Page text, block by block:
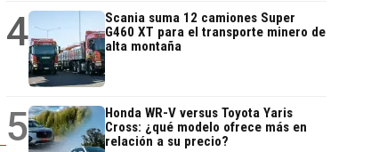
4
Scania suma 12 camiones Super
G460 XT para el transporte minero de
alta montaña
5
Honda WR-V versus Toyota Yaris
Cross: ¿qué modelo ofrece más en
relación a su precio?